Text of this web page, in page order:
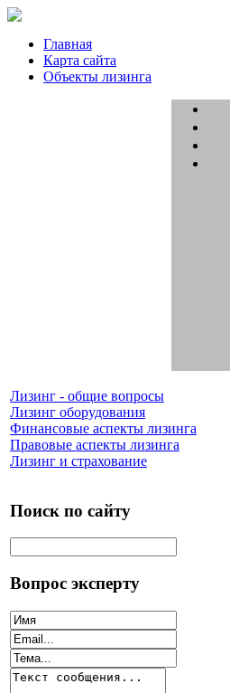
Главная
Карта сайта
Объекты лизинга
Лизинг - общие вопросы
Лизинг оборудования
Финансовые аспекты лизинга
Правовые аспекты лизинга
Лизинг и страхование
Поиск по сайту
Вопрос эксперту